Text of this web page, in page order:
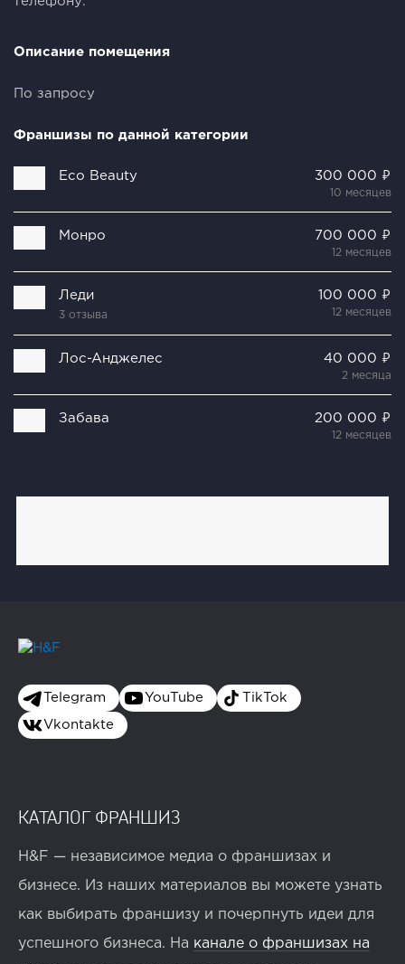
Описание помещения
По запросу
Франшизы по данной категории
Eco Beauty 300 000 ₽
10 месяцев
Монро 700 000 ₽
12 месяцев
Леди
3 отзыва
100 000 ₽
12 месяцев
Лoc-Aнджeлec 40 000 ₽
2 месяца
Забава 200 000 ₽
12 месяцев
Telegram YouTube TikTok
Vkontakte
КАТАЛОГ ФРАНШИЗ
H&F — независимое медиа о франшизах и
бизнесе. Из наших материалов вы можете узнать
как выбирать франшизу и почерпнуть идеи для
успешного бизнеса. На канале о франшизах на